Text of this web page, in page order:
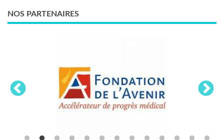
NOS PARTENAIRES